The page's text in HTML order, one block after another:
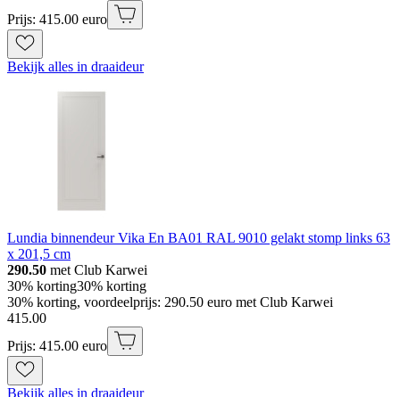
Prijs: 415.00 euro
Bekijk alles in draaideur
Lundia binnendeur Vika En BA01 RAL 9010 gelakt stomp links 63
x 201,5 cm
290.50 met Club Karwei
30% korting30% korting
30% korting, voordeelprijs: 290.50 euro met Club Karwei
415.00
Prijs: 415.00 euro
Bekijk alles in draaideur